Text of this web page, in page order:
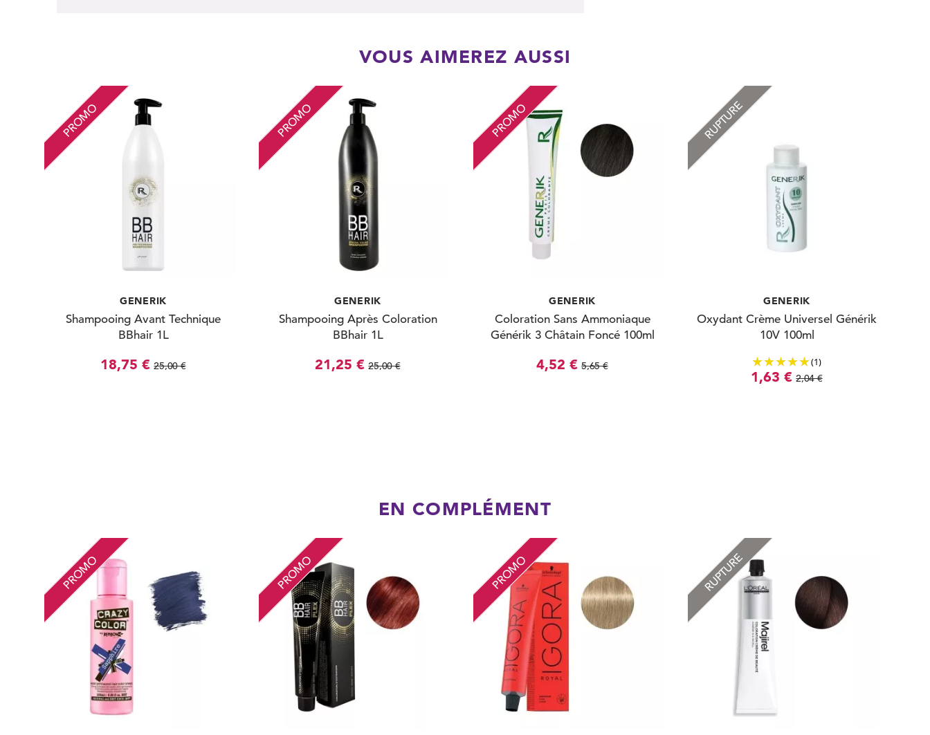
VOUS AIMEREZ AUSSI
PROMO
GENERIK
Shampooing Avant Technique
BBhair 1L
18,75 € 25,00 €
PROMO
GENERIK
Shampooing Après Coloration
BBhair 1L
21,25 € 25,00 €
PROMO
GENERIK
Coloration Sans Ammoniaque
Générik 3 Châtain Foncé 100ml
4,52 € 5,65 €
RUPTURE
GENERIK
Oxydant Crème Universel Générik
10V 100ml
(1)
1,63 € 2,04 €
EN COMPLÉMENT
PROMO PROMO PROMO RUPTURE